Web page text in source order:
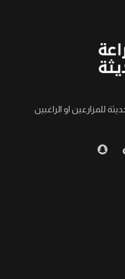
للمزارعين او الراغبين